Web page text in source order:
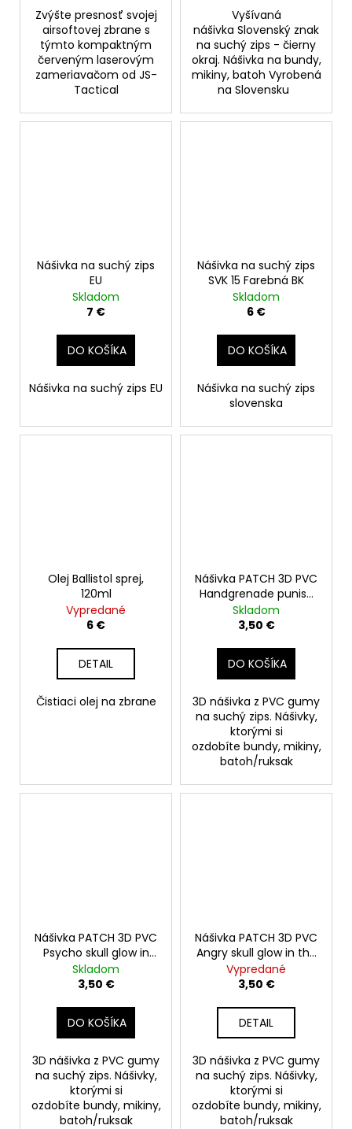
Zvýšte presnosť svojej
airsoftovej zbrane s
týmto kompaktným
červeným laserovým
zameriavačom od JS-
Tactical
Vyšívaná
nášivka Slovenský znak
na suchý zips - čierny
okraj. Nášivka na bundy,
mikiny, batoh Vyrobená
na Slovensku
Nášivka na suchý zips
EU
Skladom
7 €
DO KOŠÍKA
Nášivka na suchý zips EU
Nášivka na suchý zips
SVK 15 Farebná BK
Skladom
6 €
DO KOŠÍKA
Nášivka na suchý zips
slovenska
Olej Ballistol sprej,
120ml
Vypredané
6 €
DETAIL
Čistiaci olej na zbrane
Nášivka PATCH 3D PVC
Handgrenade punish
skull
Skladom
3,50 €
DO KOŠÍKA
3D nášivka z PVC gumy
na suchý zips. Nášivky,
ktorými si
ozdobíte bundy, mikiny,
batoh/ruksak
Nášivka PATCH 3D PVC
Psycho skull glow in
the dark
Skladom
3,50 €
DO KOŠÍKA
3D nášivka z PVC gumy
na suchý zips. Nášivky,
ktorými si
ozdobíte bundy, mikiny,
batoh/ruksak
Nášivka PATCH 3D PVC
Angry skull glow in the
dark
Vypredané
3,50 €
DETAIL
3D nášivka z PVC gumy
na suchý zips. Nášivky,
ktorými si
ozdobíte bundy, mikiny,
batoh/ruksak